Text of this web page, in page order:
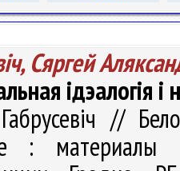
Сяргей
ідэалогія і
//
: материалы